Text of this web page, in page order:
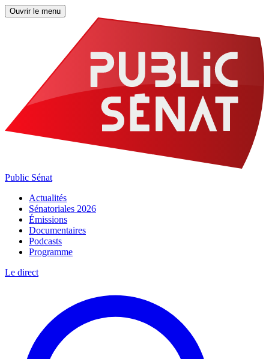
Ouvrir le menu
Public Sénat
Actualités
Sénatoriales 2026
Émissions
Documentaires
Podcasts
Programme
Le direct